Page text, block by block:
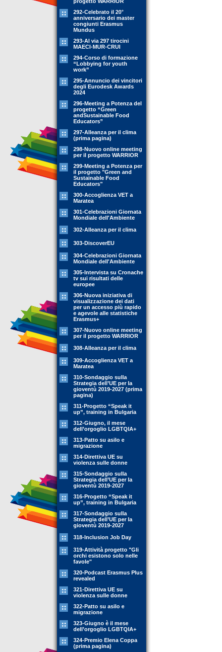
292-Celebrato il 20°
anniversario dei master
congiunti Erasmus
Mundus
293-Al via 297 tirocini
MAECI-MUR-CRUI
294-Corso di formazione
“Lobbying for youth
work”
295-Annuncio dei vincitori
degli Eurodesk Awards
2024
296-Meeting a Potenza del
progetto “Green
andSustainable Food
Educators”
297-Alleanza per il clima
(prima pagina)
298-Nuovo online meeting
per il progetto WARRIOR
299-Meeting a Potenza per
il progetto "Green and
Sustainable Food
Educators"
300-Accoglienza VET a
Maratea
301-Celebrazioni Giornata
Mondiale dell'Ambiente
302-Alleanza per il clima
303-DiscoverEU
304-Celebrazioni Giornata
Mondiale dell'Ambiente
305-Intervista su Cronache
tv sui risultati delle
europee
306-Nuova iniziativa di
visualizzazione dei dati
per un accesso più rapido
e agevole alle statistiche
Erasmus+
307-Nuovo online meeting
per il progetto WARRIOR
308-Alleanza per il clima
309-Accoglienza VET a
Maratea
310-Sondaggio sulla
Strategia dell’UE per la
gioventù 2019-2027 (prima
pagina)
311-Progetto “Speak it
up”, training in Bulgaria
312-Giugno, il mese
dell’orgoglio LGBTQIA+
313-Patto su asilo e
migrazione
314-Direttiva UE su
violenza sulle donne
315-Sondaggio sulla
Strategia dell’UE per la
gioventù 2019-2027
316-Progetto “Speak it
up”, training in Bulgaria
317-Sondaggio sulla
Strategia dell’UE per la
gioventù 2019-2027
318-Inclusion Job Day
319-Attività progetto "Gli
orchi esistono solo nelle
favole"
320-Podcast Erasmus Plus
revealed
321-Direttiva UE su
violenza sulle donne
322-Patto su asilo e
migrazione
323-Giugno è il mese
dell’orgoglio LGBTQIA+
324-Premio Elena Coppa
(prima pagina)